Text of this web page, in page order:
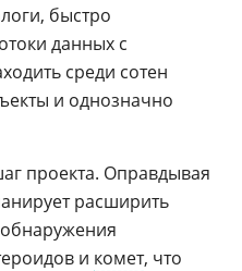
быстро
данных с
среди сотен
и однозначно
проекта. Оправдывая
расширить
и комет, что